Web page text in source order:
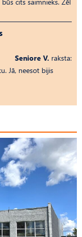
Seniore V. raksta:
Jā, neesot bijis